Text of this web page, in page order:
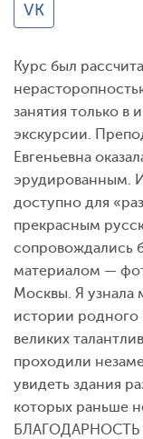
VK
Курс был
занятия только в
экскурсии.
Евгеньевна
эрудированным.
доступно для
прекрасным
сопровождались
материалом —
Москвы. Я узнала
истории родного
великих
проходили
увидеть здания
которых раньше
БЛАГОДАРНОСТЬ